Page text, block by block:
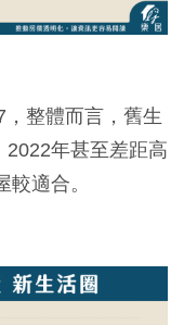
整體而言，舊生
年甚至差距高
適合。